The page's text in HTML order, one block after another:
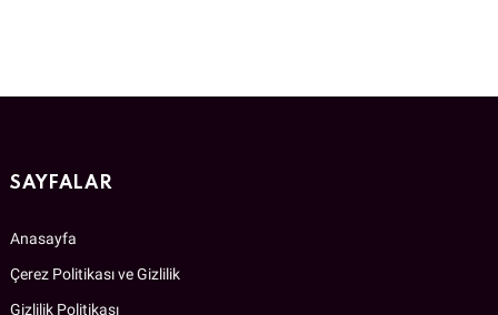
SAYFALAR
Anasayfa
Çerez Politikası ve Gizlilik
Gizlilik Politikası